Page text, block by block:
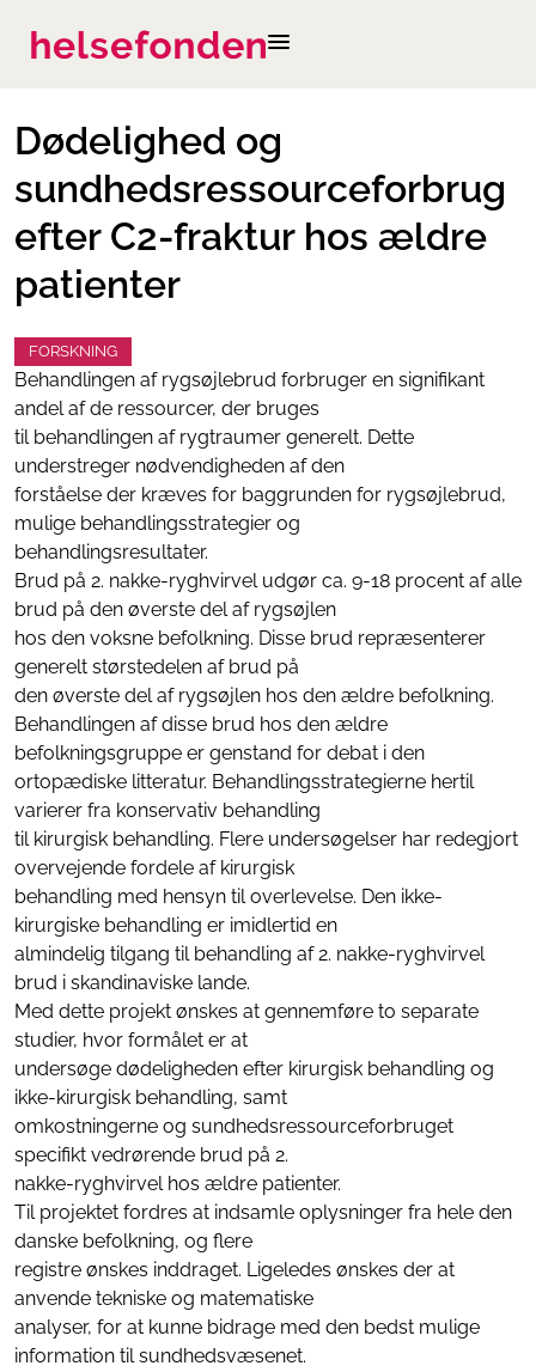
Dødelighed og
sundhedsressourceforbrug
efter C2-fraktur hos ældre
patienter
FORSKNING
Behandlingen af rygsøjlebrud forbruger en signifikant
andel af de ressourcer, der bruges
til behandlingen af rygtraumer generelt. Dette
understreger nødvendigheden af den
forståelse der kræves for baggrunden for rygsøjlebrud,
mulige behandlingsstrategier og
behandlingsresultater.
Brud på 2. nakke-ryghvirvel udgør ca. 9-18 procent af alle
brud på den øverste del af rygsøjlen
hos den voksne befolkning. Disse brud repræsenterer
generelt størstedelen af brud på
den øverste del af rygsøjlen hos den ældre befolkning.
Behandlingen af disse brud hos den ældre
befolkningsgruppe er genstand for debat i den
ortopædiske litteratur. Behandlingsstrategierne hertil
varierer fra konservativ behandling
til kirurgisk behandling. Flere undersøgelser har redegjort
overvejende fordele af kirurgisk
behandling med hensyn til overlevelse. Den ikke-
kirurgiske behandling er imidlertid en
almindelig tilgang til behandling af 2. nakke-ryghvirvel
brud i skandinaviske lande.
Med dette projekt ønskes at gennemføre to separate
studier, hvor formålet er at
undersøge dødeligheden efter kirurgisk behandling og
ikke-kirurgisk behandling, samt
omkostningerne og sundhedsressourceforbruget
specifikt vedrørende brud på 2.
nakke-ryghvirvel hos ældre patienter.
Til projektet fordres at indsamle oplysninger fra hele den
danske befolkning, og flere
registre ønskes inddraget. Ligeledes ønskes der at
anvende tekniske og matematiske
analyser, for at kunne bidrage med den bedst mulige
information til sundhedsvæsenet.